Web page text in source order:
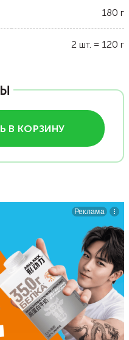
180 г
2 шт. = 120 г
В КОРЗИНУ